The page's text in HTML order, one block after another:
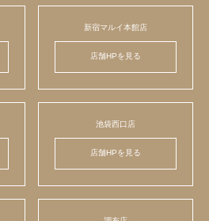
新宿マルイ本館店
店舗HPを見る
池袋西口店
店舗HPを見る